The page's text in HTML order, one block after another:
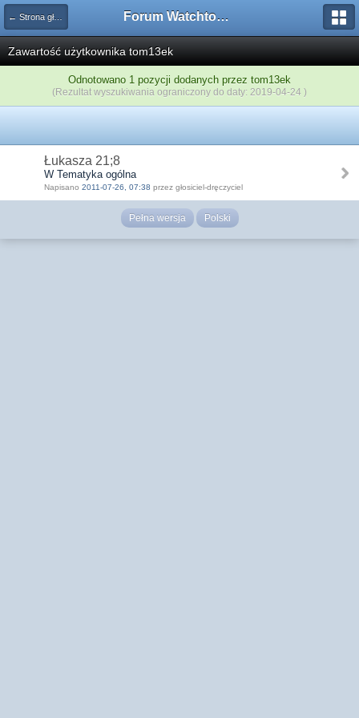
← Strona główna Forum Watchtower
Zawartość użytkownika tom13ek
Odnotowano 1 pozycji dodanych przez tom13ek
(Rezultat wyszukiwania ograniczony do daty: 2019-04-24 )
Łukasza 21;8
W Tematyka ogólna
Napisano 2011-07-26, 07:38 przez głosiciel-dręczyciel
Pełna wersja Polski